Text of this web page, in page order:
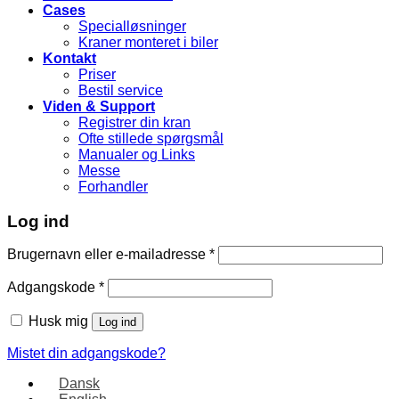
Cases
Specialløsninger
Kraner monteret i biler
Kontakt
Priser
Bestil service
Viden & Support
Registrer din kran
Ofte stillede spørgsmål
Manualer og Links
Messe
Forhandler
Log ind
Brugernavn eller e-mailadresse *
Adgangskode *
Husk mig Log ind
Mistet din adgangskode?
Dansk